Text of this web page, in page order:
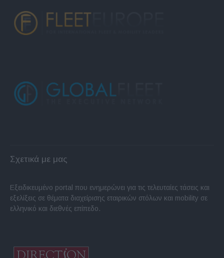
Σχετικά με μας
Εξειδικευμένο portal που ενημερώνει για τις τελευταίες τάσεις και
εξελίξεις σε θέματα διαχείρισης εταιρικών στόλων και mobility σε
ελληνικό και διεθνές επίπεδο.